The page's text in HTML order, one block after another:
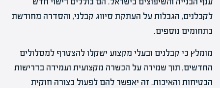
לקבלנים, הגבלות על העתקת סיווג קבלני, והסדרה מחודשת
בתחומים נוספים.
מומלץ כי קבלנים ובעלי מקצוע ישקלו להצטרף למסלולים
החדשים, תוך שמירה על הכשרה מקצועית ועמידה בדרישות
הבטיחות והאיכות. זה יאפשר להם לפעול בצורה חוקית